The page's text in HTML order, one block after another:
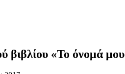
βιβλίου «Το όνομά